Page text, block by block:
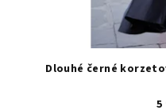
Dlouhé černé
5